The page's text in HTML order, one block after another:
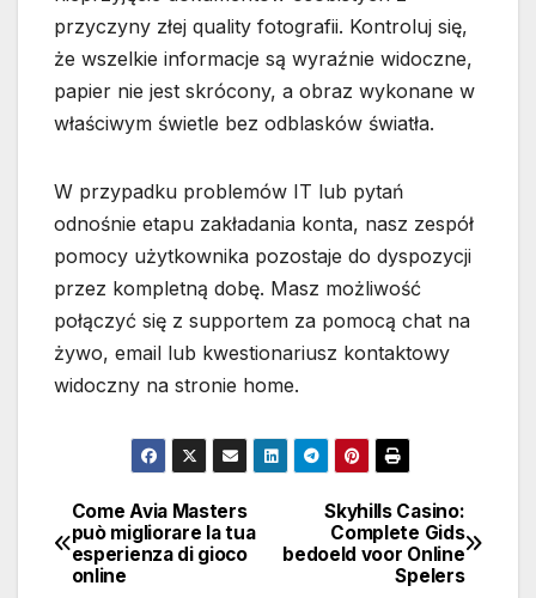
przyczyny złej quality fotografii. Kontroluj się,
że wszelkie informacje są wyraźnie widoczne,
papier nie jest skrócony, a obraz wykonane w
właściwym świetle bez odblasków światła.
W przypadku problemów IT lub pytań
odnośnie etapu zakładania konta, nasz zespół
pomocy użytkownika pozostaje do dyspozycji
przez kompletną dobę. Masz możliwość
połączyć się z supportem za pomocą chat na
żywo, email lub kwestionariusz kontaktowy
widoczny na stronie home.
Post
navigation
Skyhills Casino:
Complete Gids
bedoeld voor Online
Spelers
Come Avia Masters
può migliorare la tua
esperienza di gioco
online